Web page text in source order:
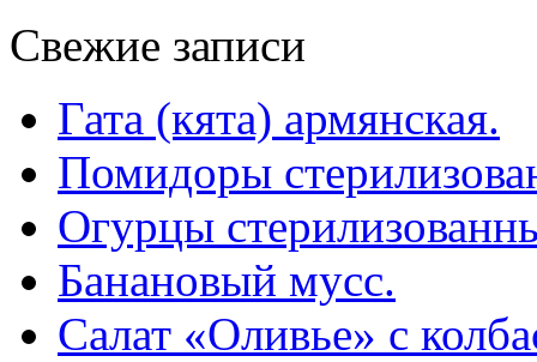
Свежие записи
Гата (кята) армянская.
Помидоры
Огурцы
Банановый мусс.
Салат «Оливье» с